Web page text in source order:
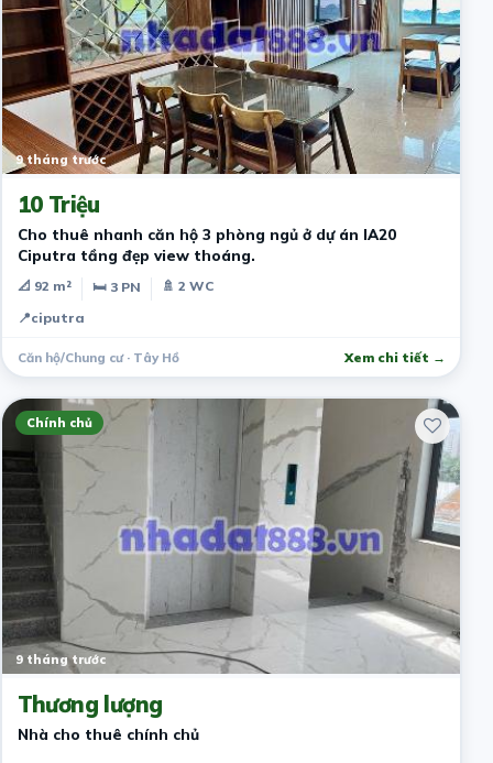
9 tháng trước
10 Triệu
Cho thuê nhanh căn hộ 3 phòng ngủ ở dự án IA20
Ciputra tầng đẹp view thoáng.
📐 92 m² 🛏 3 PN
🚿 2 WC
📍ciputra
Căn hộ/Chung cư · Tây Hồ Xem chi tiết →
Chính chủ
9 tháng trước
Thương lượng
Nhà cho thuê chính chủ